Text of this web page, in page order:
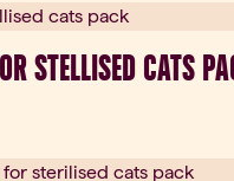
STELLISED CATS